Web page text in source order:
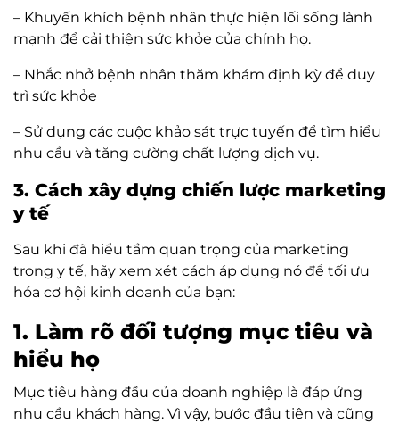
– Khuyến khích bệnh nhân thực hiện lối sống lành
mạnh để cải thiện sức khỏe của chính họ.
– Nhắc nhở bệnh nhân thăm khám định kỳ để duy
trì sức khỏe
– Sử dụng các cuộc khảo sát trực tuyến để tìm hiểu
nhu cầu và tăng cường chất lượng dịch vụ.
3. Cách xây dựng chiến lược marketing
y tế
Sau khi đã hiểu tầm quan trọng của marketing
trong y tế, hãy xem xét cách áp dụng nó để tối ưu
hóa cơ hội kinh doanh của bạn:
1. Làm rõ đối tượng mục tiêu và
hiểu họ
Mục tiêu hàng đầu của doanh nghiệp là đáp ứng
nhu cầu khách hàng. Vì vậy, bước đầu tiên và cũng